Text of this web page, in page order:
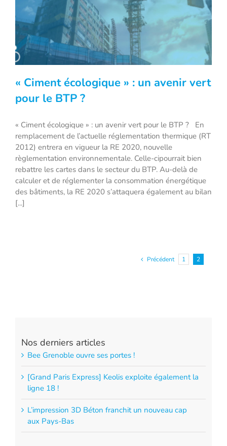
« Ciment écologique » : un avenir vert
pour le BTP ?
« Ciment écologique » : un avenir vert
pour le BTP ?
« Ciment écologique » : un avenir vert pour le BTP ? En
remplacement de l’actuelle réglementation thermique (RT
2012) entrera en vigueur la RE 2020, nouvelle
règlementation environnementale. Celle-cipourrait bien
rebattre les cartes dans le secteur du BTP. Au-delà de
calculer et de réglementer la consommation énergétique
des bâtiments, la RE 2020 s’attaquera également au bilan
[...]
Précédent 1 2
Nos derniers articles
Bee Grenoble ouvre ses portes !
[Grand Paris Express] Keolis exploite également la
ligne 18 !
L’impression 3D Béton franchit un nouveau cap
aux Pays-Bas